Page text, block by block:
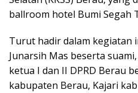
ballroom hotel Bumi Segah
Turut hadir dalam kegiatan
Junarsih Mas beserta
ketua I dan II DPRD Berau
kabupaten Berau, Kajari